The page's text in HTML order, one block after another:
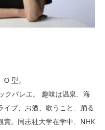
型。
クバレエ。 趣味は温泉、海
ブ、お酒、歌うこと、踊る
賞。同志社大学在学中、NHK